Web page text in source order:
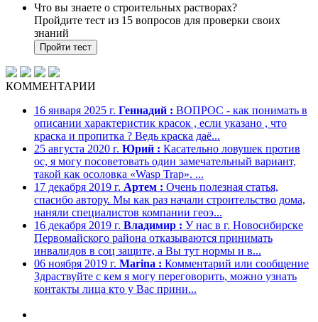
Что вы знаете о строительных растворах?
Пройдите тест из 15 вопросов для проверки своих
знаний
Пройти тест
КОММЕНТАРИИ
16 января 2025 г. Геннадий : ВОПРОС - как понимать в
описании характеристик красок , если указано , что
краска и пропитка ? Ведь краска даё...
25 августа 2020 г. Юрий : Касательно ловушек против
ос, я могу посоветовать один замечательный вариант,
такой как осоловка «Wasp Trap». ...
17 декабря 2019 г. Артем : Очень полезная статья,
спасибо автору. Мы как раз начали строительство дома,
наняли специалистов компании геоэ...
16 декабря 2019 г. Владимир : У нас в г. Новосибирске
Первомайского района отказываются принимать
инвалидов в соц защите, а Вы тут нормы и в...
06 ноября 2019 г. Marina : Комментарий или сообщение
Здраствуйте с кем я могу переговорить, можно узнать
контакты лица кто у Вас прини...